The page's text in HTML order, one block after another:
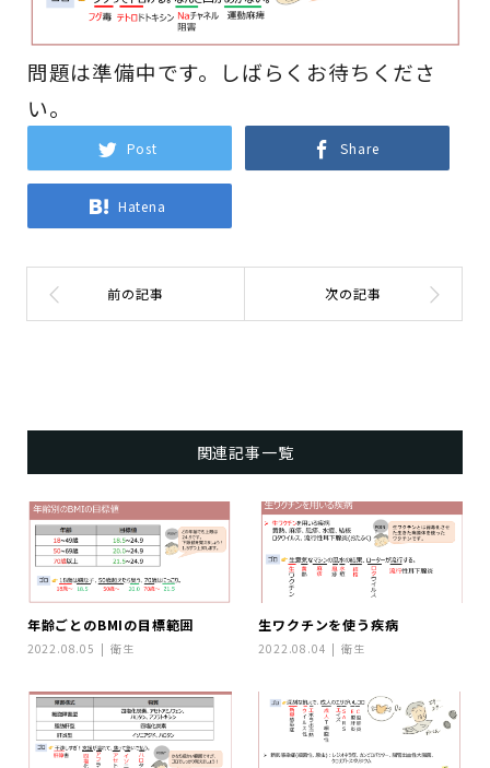
問題は準備中です。しばらくお待ちくださ
い。
Post Share
Hatena
関連記事一覧
年齢ごとのBMIの目標範囲
2022.08.05 衛生
生ワクチンを使う疾病
2022.08.04 衛生